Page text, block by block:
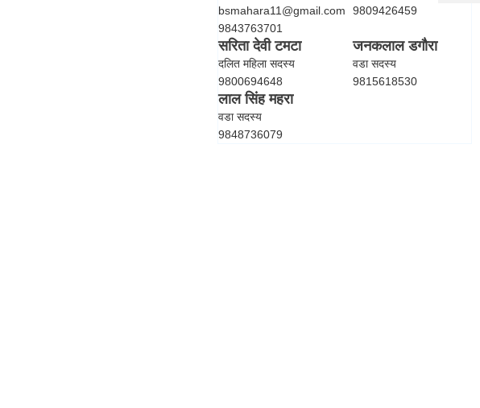
bsmahara11@gmail.com
9843763701
9809426459
सरिता देवी टमटा
दलित महिला सदस्य
9800694648
जनकलाल डगौरा
वडा सदस्य
9815618530
लाल सिंह महरा
वडा सदस्य
9848736079